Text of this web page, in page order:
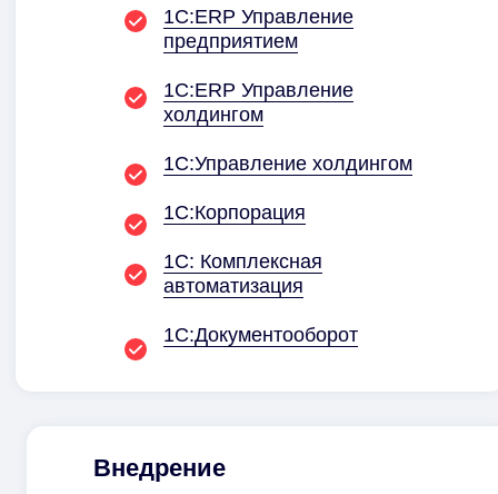
1С:ERP Управление
предприятием
1С:ERP Управление
холдингом
1С:Управление холдингом
1С:Корпорация
1С: Комплексная
автоматизация
1С:Документо­оборот
Внедрение